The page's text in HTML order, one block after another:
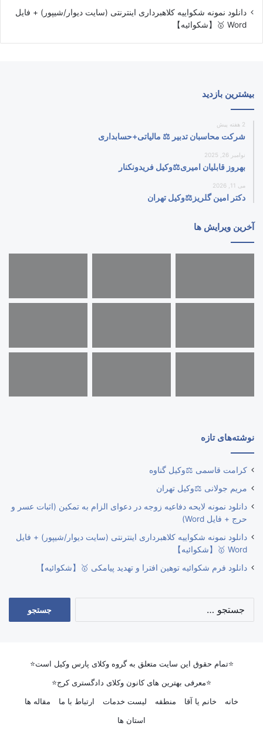
دانلود نمونه شکواییه کلاهبرداری اینترنتی (سایت دیوار/شیپور) + فایل
Word 🥇【شکوائیه】
بیشترین بازدید
2 هفته پیش
شرکت محاسبان تدبیر ⚖️ مالیاتی+حسابداری
نوامبر 26, 2025
بهروز قابلیان امیری⚖️وکیل فریدونکنار
می 11, 2026
دکتر امین گلریز⚖️وکیل تهران
آخرین ویرایش ها
نوشته‌های تازه
کرامت قاسمی ⚖️وکیل گناوه
مریم جولانی ⚖️وکیل تهران
دانلود نمونه لایحه دفاعیه زوجه در دعوای الزام به تمکین (اثبات عسر و
حرج + فایل Word)
دانلود نمونه شکواییه کلاهبرداری اینترنتی (سایت دیوار/شیپور) + فایل
Word 🥇【شکوائیه】
دانلود فرم شکوائیه توهین افترا و تهدید پیامکی 🥇【شکوائیه】
⭐تمام حقوق این سایت متعلق به گروه وکلای پارس وکیل است⭐
⭐معرفی بهترین های کانون وکلای دادگستری کرج⭐
خانه
خانم یا آقا منطقه لیست خدمات ارتباط با ما
مقاله ها
استان ها